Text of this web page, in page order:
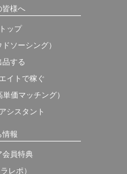
皆様へ
ップ
ソーシング）
品する
イトで稼ぐ
価マッチング）
シスタント
情報
会員特典
レポ）